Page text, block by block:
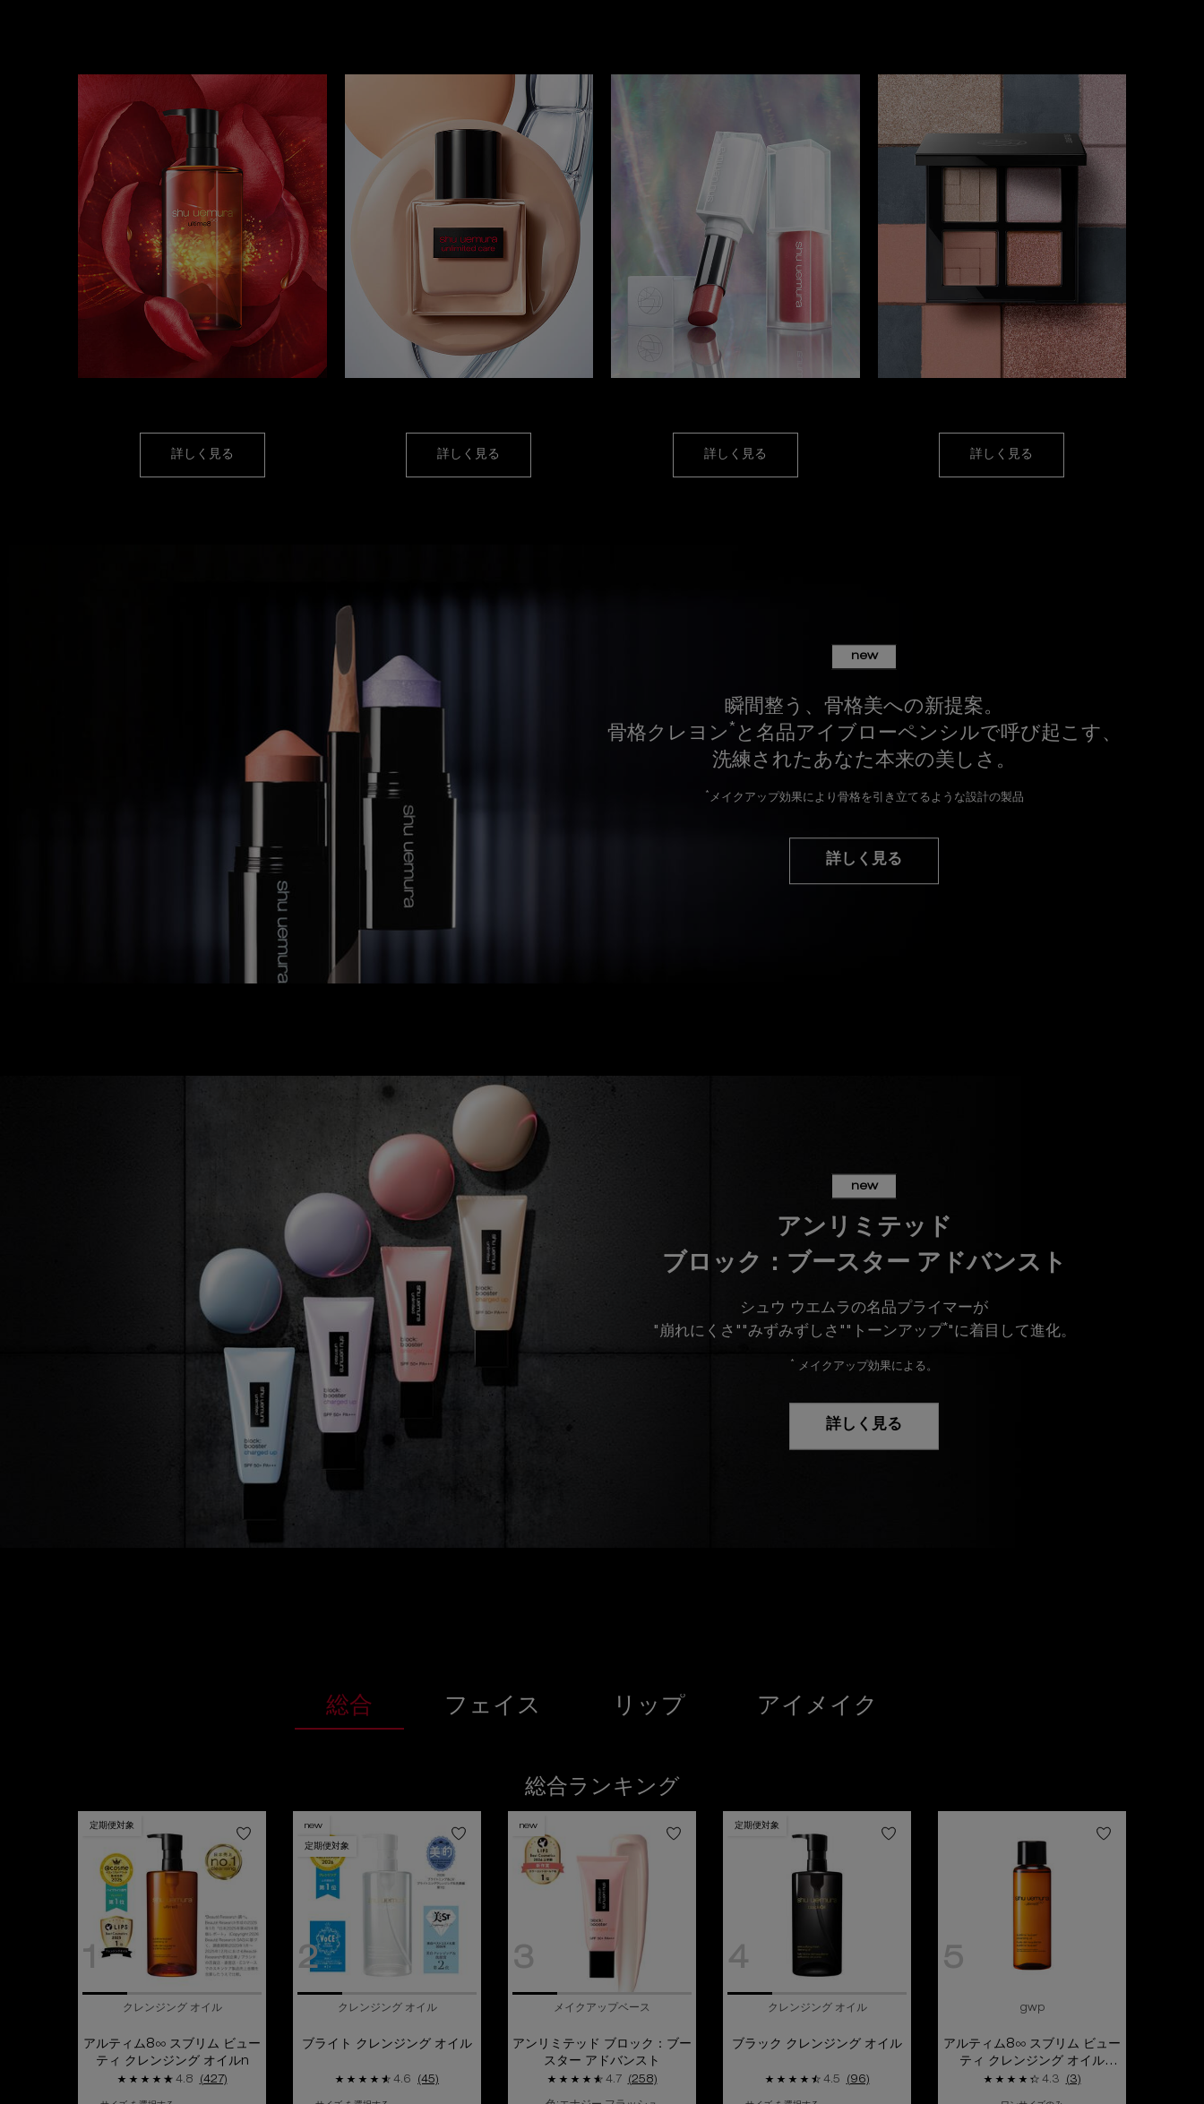
詳しく見る 詳しく見る 詳しく見る 詳しく見る
new
瞬間整う、骨格美への新提案。
骨格クレヨン* と名品アイブローペンシルで呼び起こす、
洗練されたあなた本来の美しさ。
* メイクアップ効果により骨格を引き立てるような設計の製品
詳しく見る
new
アンリミテッド
ブロック：ブースター アドバンスト
シュウ ウエムラの名品プライマーが
"崩れにくさ""みずみずしさ""トーンアップ*"に着目して進化。
* メイクアップ効果による。
詳しく見る
総合 フェイス リップ アイメイク
総合ランキング
1
定期便対象
クレンジング オイル
アルティム8∞ スブリム ビュー
ティ クレンジング オイルn
4.8 (427)
2
new
定期便対象
クレンジング オイル
ブライト クレンジング オイル
4.6 (45)
3
new
メイクアップベース
アンリミテッド ブロック：ブー
スター アドバンスト
4.7 (258)
4
定期便対象
クレンジング オイル
ブラック クレンジング オイル
4.5 (96)
5
gwp
アルティム8∞ スブリム ビュー
ティ クレンジング オイル
n(15ml/試供品)
4.3 (3)